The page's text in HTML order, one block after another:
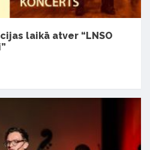
laikā atver “LNSO